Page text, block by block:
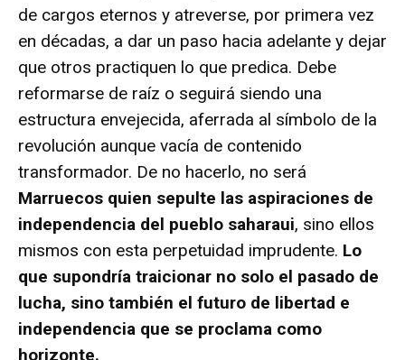
de cargos eternos y atreverse, por primera vez
en décadas, a dar un paso hacia adelante y dejar
que otros practiquen lo que predica. Debe
reformarse de raíz o seguirá siendo una
estructura envejecida, aferrada al símbolo de la
revolución aunque vacía de contenido
transformador. De no hacerlo, no será
Marruecos quien sepulte las aspiraciones de
independencia del pueblo saharaui, sino ellos
mismos con esta perpetuidad imprudente. Lo
que supondría traicionar no solo el pasado de
lucha, sino también el futuro de libertad e
independencia que se proclama como
horizonte.